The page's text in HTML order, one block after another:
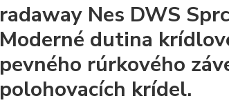
radaway Nes DWS
Moderné dutina
pevného rúrkového
polohovacích krídel.